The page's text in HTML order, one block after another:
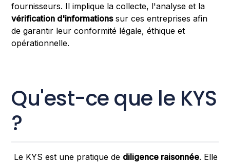
fournisseurs. Il implique la collecte, l'analyse et la
vérification d'informationssur ces entreprises afin
de garantir leur conformité légale, éthique et
opérationnelle.
Qu'est-ce que le KYS
?
Le KYS est une pratique de diligence raisonnée. Elle